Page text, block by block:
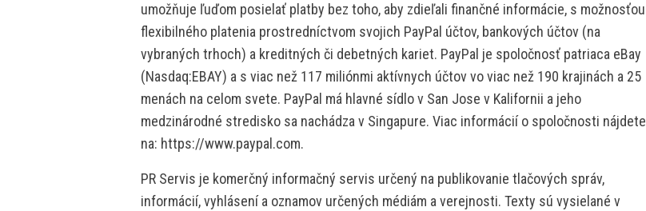
umožňuje ľuďom posielať platby bez toho, aby zdieľali finančné informácie, s možnosťou
flexibilného platenia prostredníctvom svojich PayPal účtov, bankových účtov (na
vybraných trhoch) a kreditných či debetných kariet. PayPal je spoločnosť patriaca eBay
(Nasdaq:EBAY) a s viac než 117 miliónmi aktívnych účtov vo viac než 190 krajinách a 25
menách na celom svete. PayPal má hlavné sídlo v San Jose v Kalifornii a jeho
medzinárodné stredisko sa nachádza v Singapure. Viac informácií o spoločnosti nájdete
na: https://www.paypal.com.
PR Servis je komerčný informačný servis určený na publikovanie tlačových správ,
informácií, vyhlásení a oznamov určených médiám a verejnosti. Texty sú vysielané v